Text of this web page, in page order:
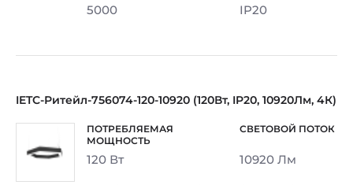
5000 IP20
IETC-Ритейл-756074-120-10920 (120Вт, IP20, 10920Лм, 4К)
120 Вт 10920 Лм